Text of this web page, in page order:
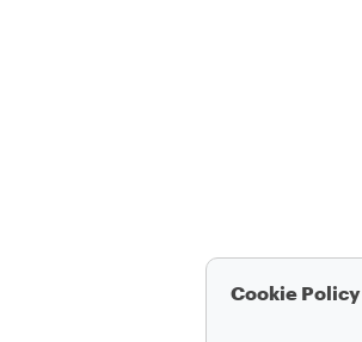
Cookie Policy